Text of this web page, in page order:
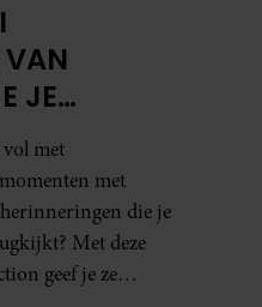
VAN
JE
BINNEN
HANDEN
met
met
die je
Met deze
geef je ze